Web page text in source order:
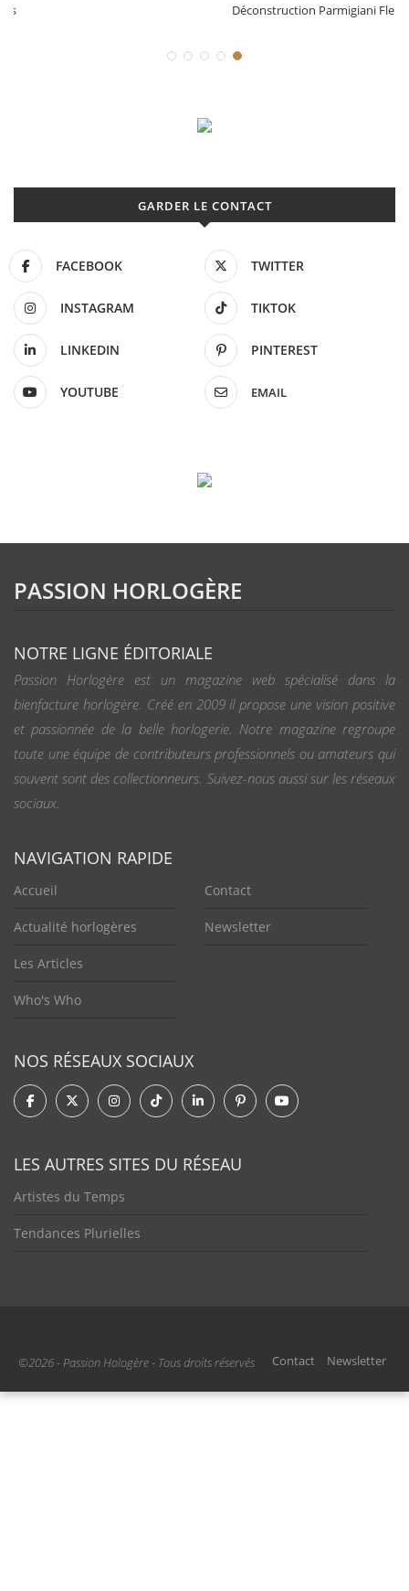
Déconstruction Parmigiani Fleurier
GARDER LE CONTACT
FACEBOOK TWITTER
INSTAGRAM TIKTOK
LINKEDIN PINTEREST
YOUTUBE EMAIL
PASSION HORLOGÈRE
NOTRE LIGNE ÉDITORIALE
Passion Horlogère est un magazine web spécialisé dans la
bienfacture horlogère. Créé en 2009 il propose une vision positive
et passionnée de la belle horlogerie. Notre magazine regroupe
toute une équipe de contributeurs professionnels ou amateurs qui
souvent sont des collectionneurs. Suivez-nous aussi sur les réseaux
sociaux.
NAVIGATION RAPIDE
Accueil
Actualité horlogères
Les Articles
Who's Who
Contact
Newsletter
NOS RÉSEAUX SOCIAUX
LES AUTRES SITES DU RÉSEAU
Artistes du Temps
Tendances Plurielles
©2026 - Passion Hologère - Tous droits réservés Contact Newsletter